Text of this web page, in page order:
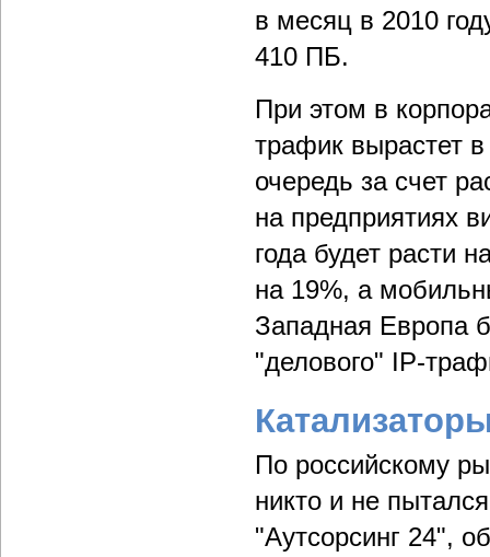
в месяц в 2010
410 ПБ.
При этом в
трафик вырастет
очередь за счет
на предприятиях
года будет расти
на 19%, а
Западная Европа
"делового" IP-
По российскому
никто и не
"Аутсорсинг 24",